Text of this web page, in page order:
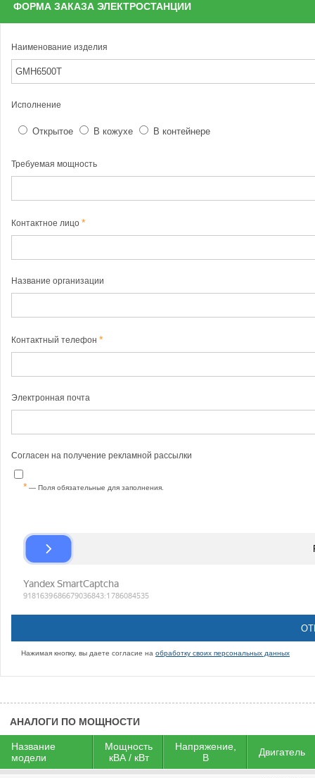
ФОРМА ЗАКАЗА ЭЛЕКТРОСТАНЦИИ
Наименование изделия
Исполнение
Открытое В кожухе В контейнере
Требуемая мощность
Контактное лицо
Название организации
Контактный телефон
Электронная почта
Согласен на получение рекламной рассылки
— Поля обязательные для заполнения.
Нажимая кнопку, вы даете согласие на обработку своих персональных данных
АНАЛОГИ ПО МОЩНОСТИ
Название
модели
Мощность
кВА / кВт
Напряжение,
В
Двигатель